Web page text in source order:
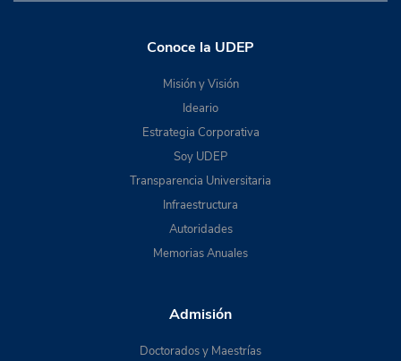
Conoce la UDEP
Misión y Visión
Ideario
Estrategia Corporativa
Soy UDEP
Transparencia Universitaria
Infraestructura
Autoridades
Memorias Anuales
Admisión
Doctorados y Maestrías